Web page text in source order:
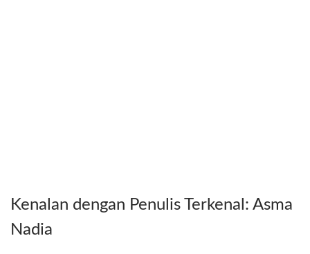
Kenalan dengan Penulis Terkenal: Asma
Nadia